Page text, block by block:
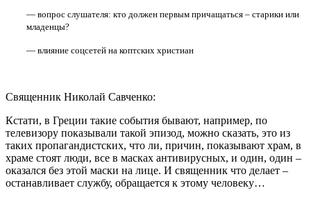
— вопрос слушателя: кто должен первым причащаться – старики или
младенцы?
— влияние соцсетей на коптских христиан
Священник Николай Савченко:
Кстати, в Греции такие события бывают, например, по
телевизору показывали такой эпизод, можно сказать, это из
таких пропагандистских, что ли, причин, показывают храм, в
храме стоят люди, все в масках антивирусных, и один, один –
оказался без этой маски на лице. И священник что делает –
останавливает службу, обращается к этому человеку…